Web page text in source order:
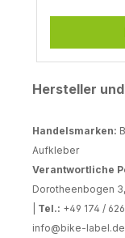
Hersteller
Handelsmarken:
Aufkleber
Verantwortliche
Dorotheenbogen
Tel.: +49 174 /
info@bike-label.de